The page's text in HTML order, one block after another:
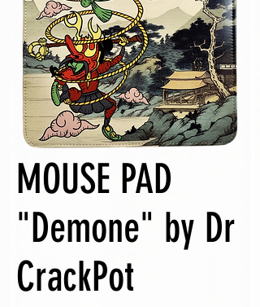
MOUSE PAD
"Demone" by Dr
CrackPot